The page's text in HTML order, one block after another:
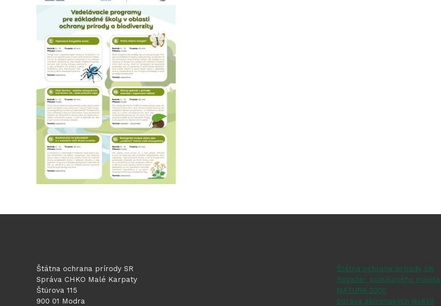
Štátna ochrana prírody SR
Správa CHKO Malé Karpaty
Štúrova 115
900 01 Modra
Štátna ochrana prírody SR
Register ponúkaného
NATURA 2000
Správa slovenských jaskýň